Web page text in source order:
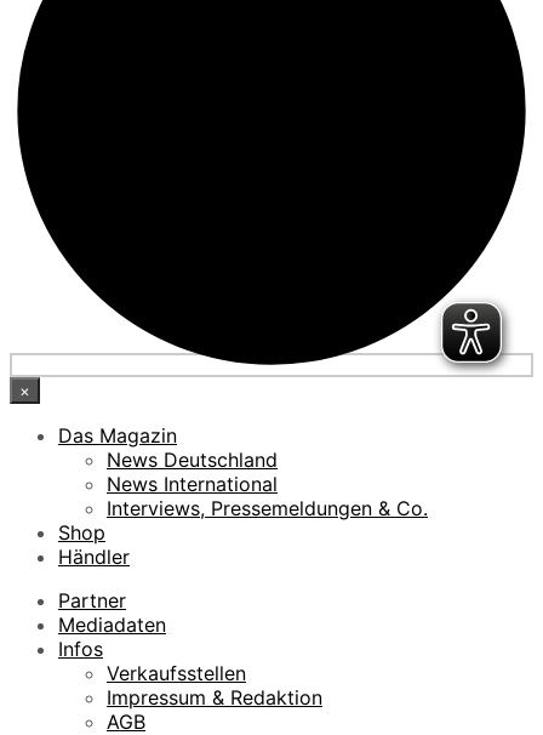
×
Das Magazin
News Deutschland
News International
Interviews, Pressemeldungen & Co.
Shop
Händler
Partner
Mediadaten
Infos
Verkaufsstellen
Impressum & Redaktion
AGB